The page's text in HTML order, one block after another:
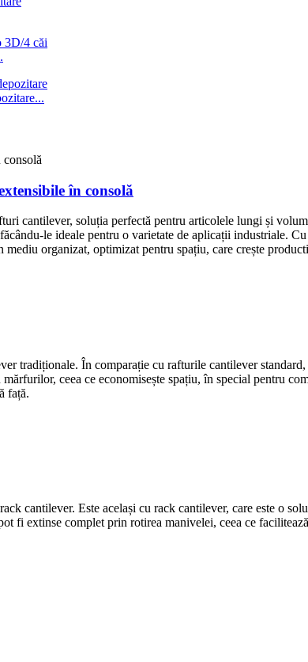
în consolă
cantilever, soluția perfectă pentru articolele lungi și
le ideale pentru o varietate de aplicații industriale.
organizat, optimizat pentru spațiu, care crește
tradiționale. În comparație cu rafturile cantilever
ceea ce economisește spațiu, în special pentru
față.
cantilever. Este același cu rack cantilever, care este o
fi extinse complet prin rotirea manivelei, ceea ce